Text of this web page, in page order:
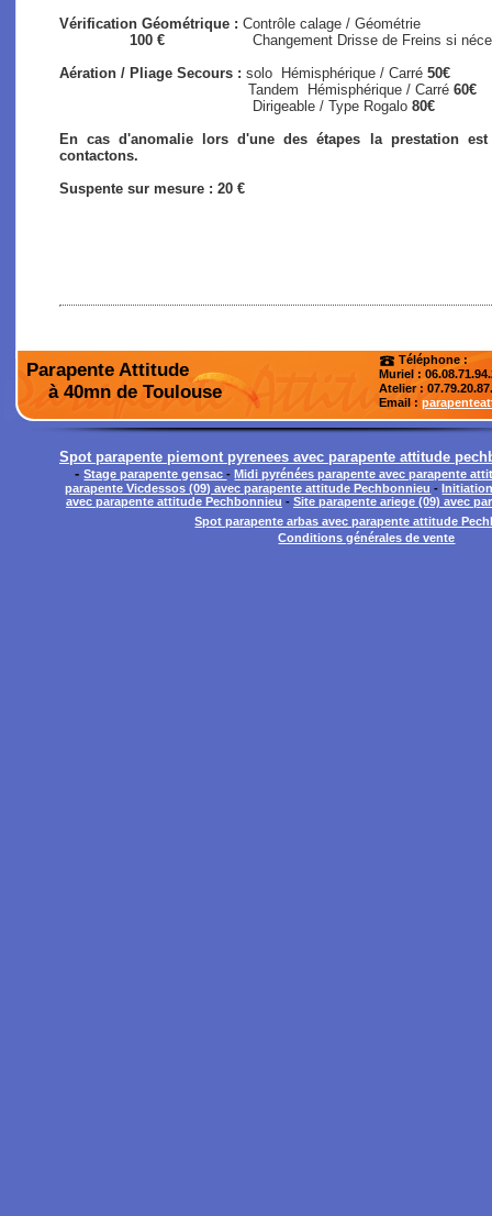
Vérification Géométrique : Contrôle calage / Géométrie
100 € Changement Drisse de Freins si
Aération / Pliage Secours : solo Hémisphérique / Carré 50€
Tandem Hémisphérique / Carré 60€
Dirigeable / Type Rogalo 80€
En cas d'anomalie lors d'une des étapes la prestation
contactons.
Suspente sur mesure : 20 €
Parapente Attitude
à 40mn de Toulouse
Téléphone :
Muriel :
Atelier:
Email :
Spot parapente piemont pyrenees avec parapente attitude
-Stage parapente gensac-Midi pyrénées parapente avec parapente
parapente Vicdessos (09) avec parapente attitude Pechbonnieu -
avec parapente attitude Pechbonnieu - Site parapente ariege (09) avec
Spot parapente arbas avec parapente attitude
Conditions générales de vente